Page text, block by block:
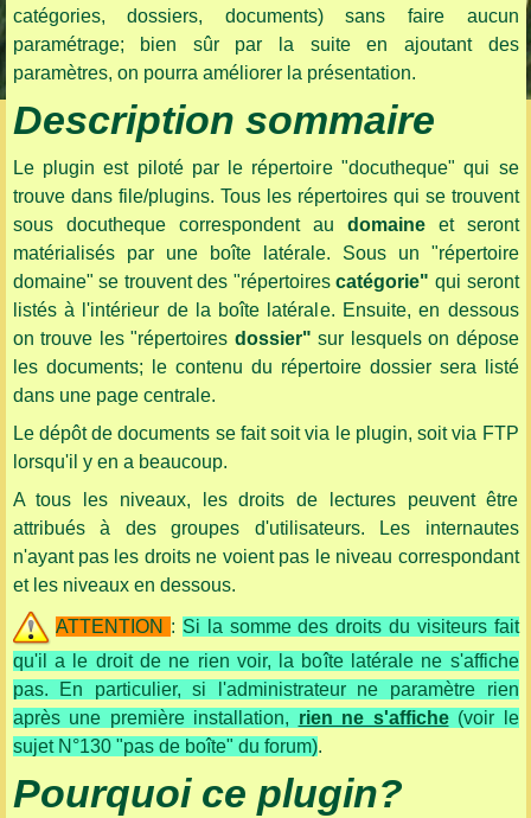
catégories, dossiers, documents) sans faire aucun
paramétrage; bien sûr par la suite en ajoutant des
paramètres, on pourra améliorer la présentation.
Description sommaire
Le plugin est piloté par le répertoire "docutheque" qui se
trouve dans file/plugins. Tous les répertoires qui se trouvent
sous docutheque correspondent au domaineet seront
matérialisés par une boîte latérale. Sous un "répertoire
domaine" se trouvent des "répertoirescatégorie" qui seront
listés à l'intérieur de la boîte latérale. Ensuite, en dessous
on trouve les "répertoires dossier" sur lesquels on dépose
les documents; le contenu du répertoire dossier sera listé
dans une page centrale.
Le dépôt de documents se fait soit via le plugin, soit via FTP
lorsqu'il y en a beaucoup.
A tous les niveaux, les droits de lectures peuvent être
attribués à des groupes d'utilisateurs. Les internautes
n'ayant pas les droits ne voient pas le niveau correspondant
et les niveaux en dessous.
ATTENTION : Si la somme des droits du visiteurs fait
qu'il a le droit de ne rien voir, la boîte latérale ne s'affiche
pas. En particulier, si l'administrateur ne paramètre rien
après une première installation, rien ne s'affiche(voir le
sujet N°130 "pas de boîte" du forum).
Pourquoi ce plugin?